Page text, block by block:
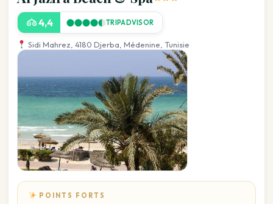
4,4 TRIPADVISOR
Sidi Mahrez, 4180 Djerba, Médenine, Tunisie
POINTS FORTS